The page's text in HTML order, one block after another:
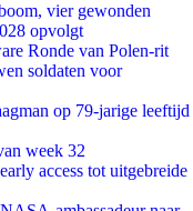
vier gewonden
opvolgt
Ronde van Polen-rit
soldaten voor
op 79-jarige leeftijd
week 32
access tot uitgebreide